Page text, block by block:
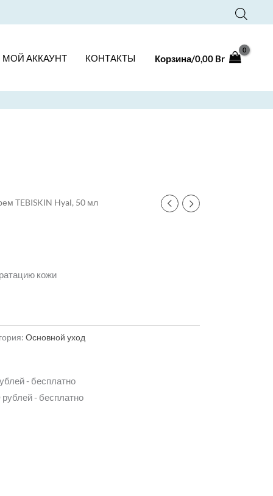
МОЙ АККАУНТ КОНТАКТЫ Корзина/0,00 Br
TEBISKIN Hyal, 50 мл
кожи
Основной уход
- бесплатно
- бесплатно